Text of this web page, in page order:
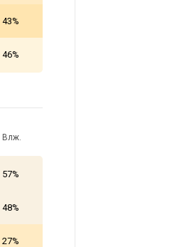
43%
46%
Влж.
57%
48%
27%